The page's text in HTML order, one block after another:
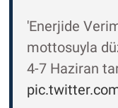
'Enerjide
mottosuyla
4-7 Haziran